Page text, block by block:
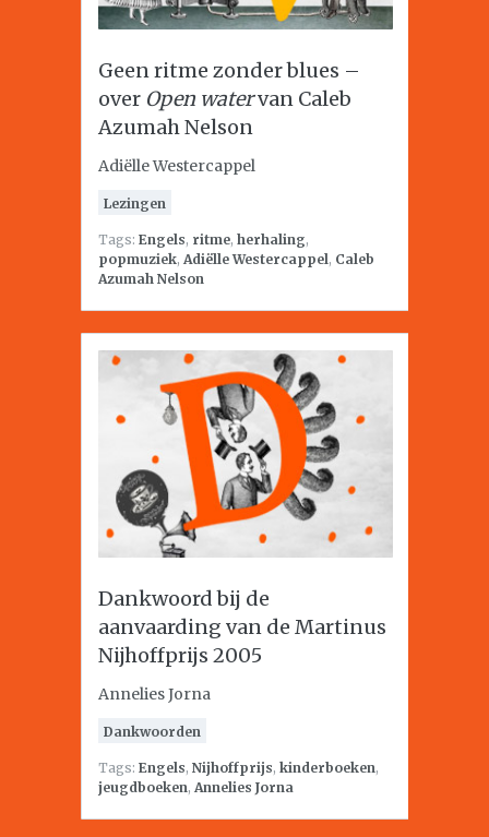
Geen ritme zonder blues –
over Open watervan Caleb
Azumah Nelson
Adiëlle Westercappel
Lezingen
Tags: Engels, ritme, herhaling,
popmuziek, Adiëlle Westercappel, Caleb
Azumah Nelson
Dankwoord bij de
aanvaarding van de Martinus
Nijhoffprijs 2005
Annelies Jorna
Dankwoorden
Tags: Engels, Nijhoffprijs, kinderboeken,
jeugdboeken, Annelies Jorna